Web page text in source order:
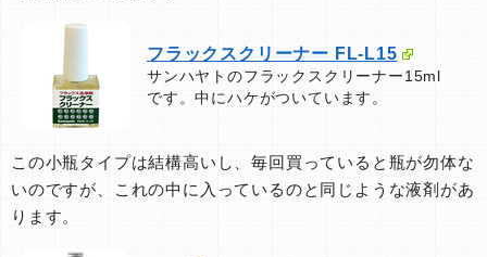
フラックスクリーナー FL-L15
サンハヤトのフラックスクリーナー15ml
です。中にハケがついています。
この小瓶タイプは結構高いし、毎回買っていると瓶が勿体な
いのですが、これの中に入っているのと同じような液剤があ
ります。